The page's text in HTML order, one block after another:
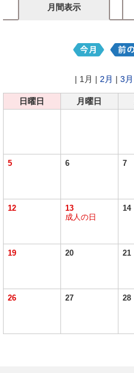
月間表示
| 1月 | 2月 | 3月
日曜日 月曜日
5 6 7
12
13
成人の日
14
19 20 21
26 27 28